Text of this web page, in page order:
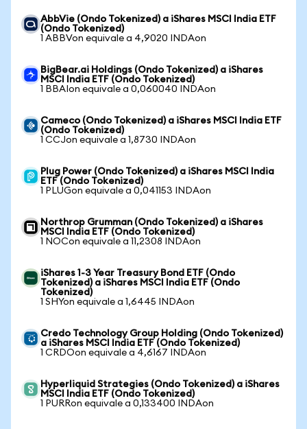
AbbVie (Ondo Tokenized) a iShares MSCI India ETF
(Ondo Tokenized)
1 ABBVon equivale a 4,9020 INDAon
BigBear.ai Holdings (Ondo Tokenized) a iShares
MSCI India ETF (Ondo Tokenized)
1 BBAIon equivale a 0,060040 INDAon
Cameco (Ondo Tokenized) a iShares MSCI India ETF
(Ondo Tokenized)
1 CCJon equivale a 1,8730 INDAon
Plug Power (Ondo Tokenized) a iShares MSCI India
ETF (Ondo Tokenized)
1 PLUGon equivale a 0,041153 INDAon
Northrop Grumman (Ondo Tokenized) a iShares
MSCI India ETF (Ondo Tokenized)
1 NOCon equivale a 11,2308 INDAon
iShares 1-3 Year Treasury Bond ETF (Ondo
Tokenized) a iShares MSCI India ETF (Ondo
Tokenized)
1 SHYon equivale a 1,6445 INDAon
Credo Technology Group Holding (Ondo Tokenized)
a iShares MSCI India ETF (Ondo Tokenized)
1 CRDOon equivale a 4,6167 INDAon
Hyperliquid Strategies (Ondo Tokenized) a iShares
MSCI India ETF (Ondo Tokenized)
1 PURRon equivale a 0,133400 INDAon